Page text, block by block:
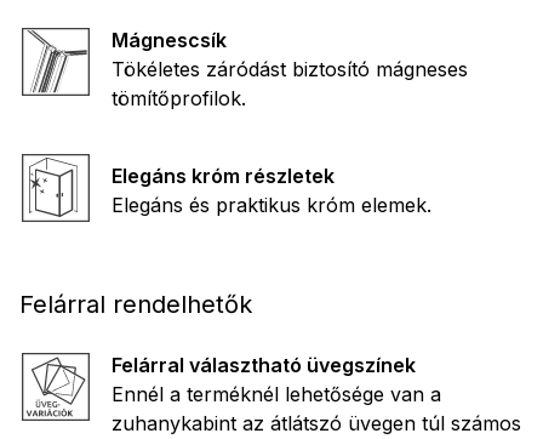
Mágnescsík
Tökéletes záródást biztosító mágneses
tömítőprofilok.
Elegáns króm részletek
Elegáns és praktikus króm elemek.
Felárral rendelhetők
Felárral választható üvegszínek
Ennél a terméknél lehetősége van a
zuhanykabint az átlátszó üvegen túl számos